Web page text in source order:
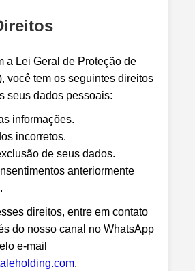
a Lei Geral de Proteção de
você tem os seguintes direitos
seus dados pessoais:
informações.
incorretos.
de seus dados.
anteriormente
direitos, entre em contato
do nosso canal no WhatsApp
e-mail
.